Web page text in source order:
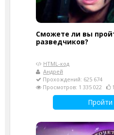
Сможете ли вы
разведчиков?
HTML-код
Андрей
Прохождений: 625 674
Просмотров: 1 335 022
Пройти